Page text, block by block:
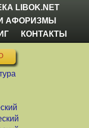
LIBOK.NET
АФОРИЗМЫ
КОНТАКТЫ